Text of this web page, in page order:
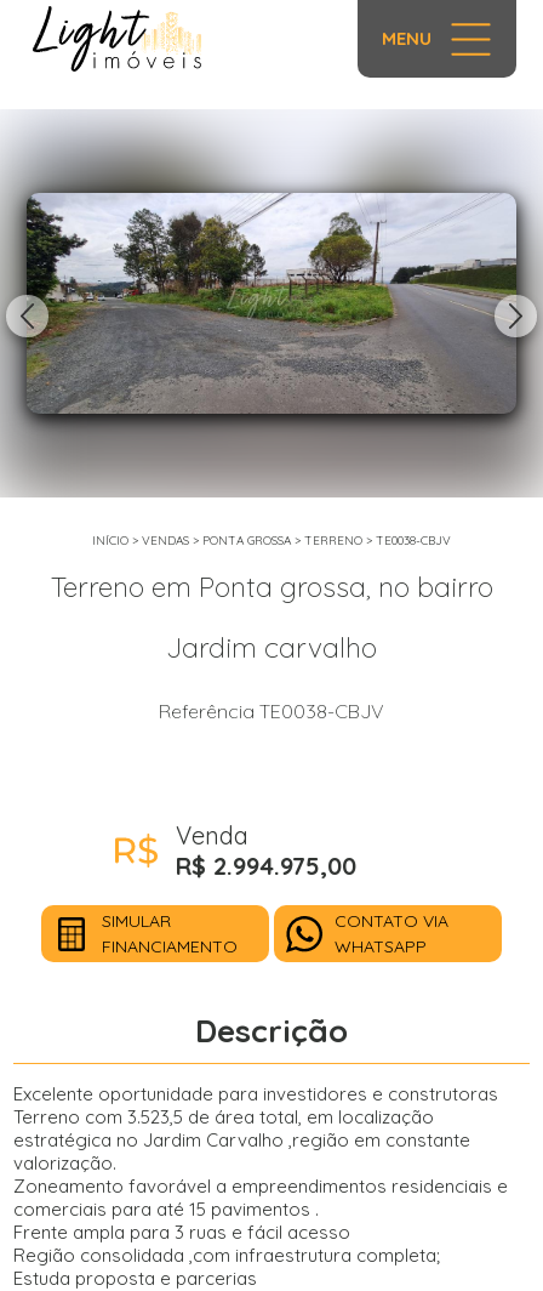
MENU
INÍCIO > VENDAS > PONTA GROSSA > TERRENO > TE0038-CBJV
Terreno em Ponta grossa, no bairro
Jardim carvalho
Referência TE0038-CBJV
Venda
R$ 2.994.975,00
SIMULAR
FINANCIAMENTO
CONTATO VIA
WHATSAPP
Descrição
Excelente oportunidade para investidores e construtoras
Terreno com 3.523,5 de área total, em localização
estratégica no Jardim Carvalho ,região em constante
valorização.
Zoneamento favorável a empreendimentos residenciais e
comerciais para até 15 pavimentos .
Frente ampla para 3 ruas e fácil acesso
Região consolidada ,com infraestrutura completa;
Estuda proposta e parcerias